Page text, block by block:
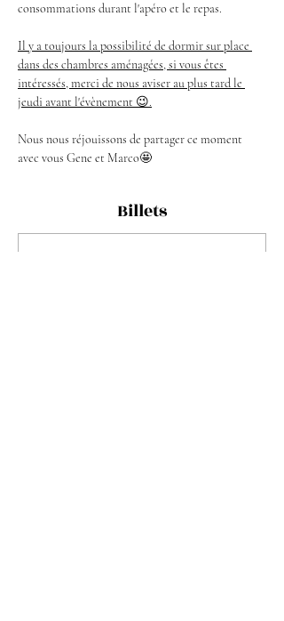
consommations durant l'apéro et le repas.
Il y a toujours la possibilité de dormir sur place
dans des chambres aménagées, si vous êtes
intéressés, merci de nous aviser au plus tard le
jeudi avant l'évènement 😉.
Nous nous réjouissons de partager ce moment
avec vous Gene et Marco🤩
Billets